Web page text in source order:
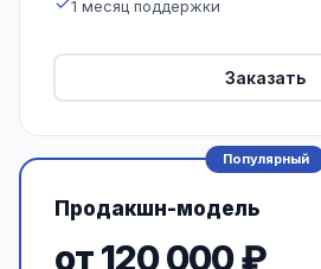
1 месяц поддержки
Заказать
Популярный
Продакшн-модель
от 120 000 ₽